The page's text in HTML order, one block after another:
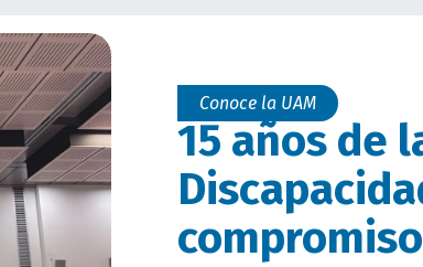
Conoce la UAM
15 años de